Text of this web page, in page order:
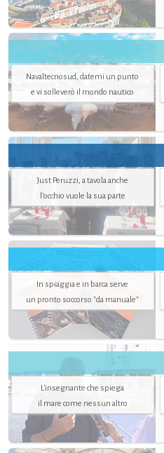
Navaltecnosud, datemi un punto
e vi solleverò il mondo nautico
Just Peruzzi, a tavola anche
l’occhio vuole la sua parte
In spiaggia e in barca serve
un pronto soccorso "da manuale"
L'insegnante che spiega
il mare come nessun altro